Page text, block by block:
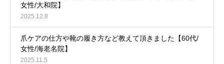
女性/大和院】
2025.12.8
爪ケアの仕方や靴の履き方など教えて頂きました【60代/
女性/海老名院】
2025.11.5